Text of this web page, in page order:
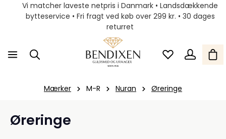
Vi matcher laveste netpris i Danmark • Landsdækkende
bytteservice • Fri fragt ved køb over 299 kr. • 30 dages
returret
Mærker M-R Nuran Øreringe
Øreringe